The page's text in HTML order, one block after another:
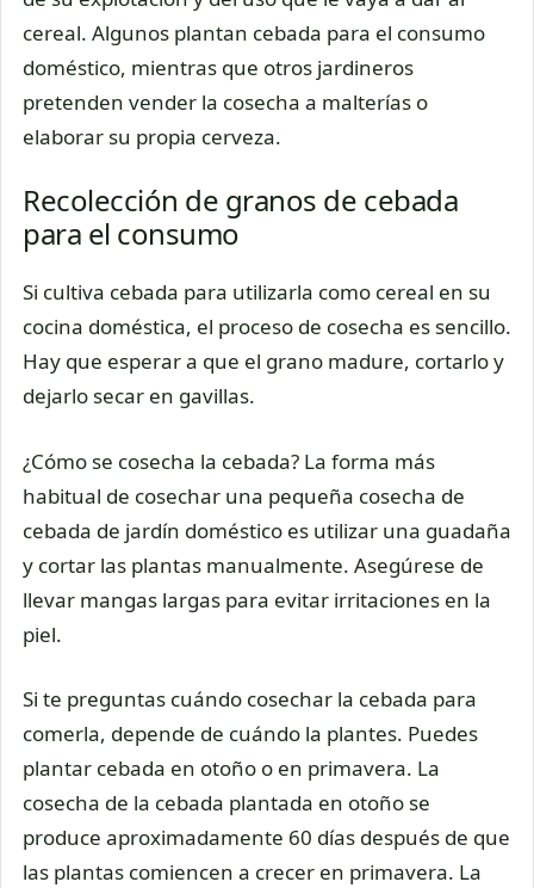
cereal. Algunos plantan cebada para el consumo
doméstico, mientras que otros jardineros
pretenden vender la cosecha a malterías o
elaborar su propia cerveza.
Recolección de granos de cebada
para el consumo
Si cultiva cebada para utilizarla como cereal en su
cocina doméstica, el proceso de cosecha es sencillo.
Hay que esperar a que el grano madure, cortarlo y
dejarlo secar en gavillas.
¿Cómo se cosecha la cebada? La forma más
habitual de cosechar una pequeña cosecha de
cebada de jardín doméstico es utilizar una guadaña
y cortar las plantas manualmente. Asegúrese de
llevar mangas largas para evitar irritaciones en la
piel.
Si te preguntas cuándo cosechar la cebada para
comerla, depende de cuándo la plantes. Puedes
plantar cebada en otoño o en primavera. La
cosecha de la cebada plantada en otoño se
produce aproximadamente 60 días después de que
las plantas comiencen a crecer en primavera. La